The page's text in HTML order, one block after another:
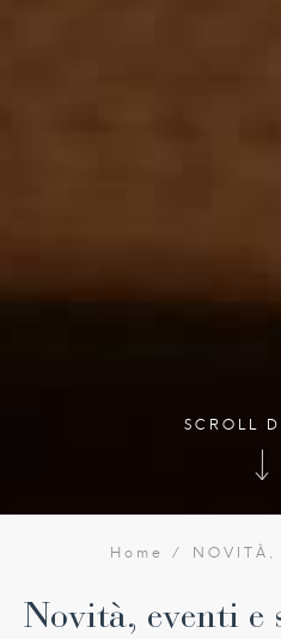
SCROLL
Home NOVITÀ,
Novità, eventi e